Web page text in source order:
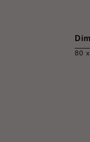
80